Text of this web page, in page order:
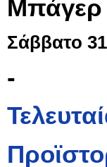
Μπάγερ
Σάββατο
-